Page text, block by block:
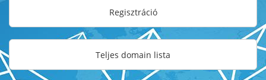
Regisztráció
Teljes domain lista